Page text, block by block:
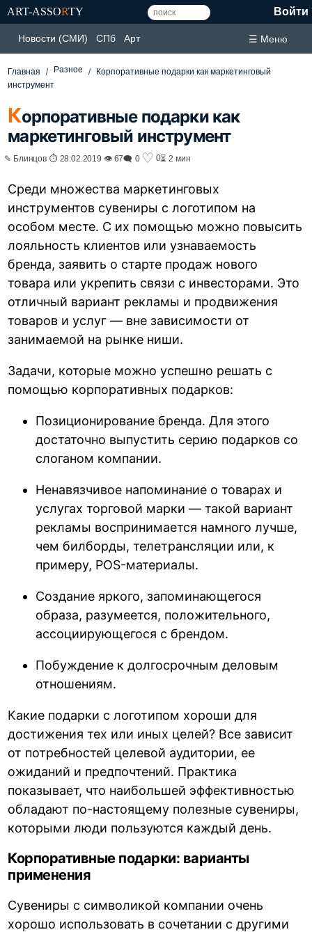
ART-ASSORTY Войти
Новости (СМИ) СПб Арт ☰ Меню
Главная Разное
Корпоративные подарки как маркетинговый
инструмент
Корпоративные подарки как
маркетинговый инструмент
✎ Блинцов ⏱ 28.02.2019 👁 67🗨 0 ♡ 0⏳ 2 мин
Среди множества маркетинговых
инструментов сувениры с логотипом на
особом месте. С их помощью можно повысить
лояльность клиентов или узнаваемость
бренда, заявить о старте продаж нового
товара или укрепить связи с инвесторами. Это
отличный вариант рекламы и продвижения
товаров и услуг — вне зависимости от
занимаемой на рынке ниши.
Задачи, которые можно успешно решать с
помощью корпоративных подарков:
Позиционирование бренда. Для этого
достаточно выпустить серию подарков со
слоганом компании.
Ненавязчивое напоминание о товарах и
услугах торговой марки — такой вариант
рекламы воспринимается намного лучше,
чем билборды, телетрансляции или, к
примеру, POS-материалы.
Создание яркого, запоминающегося
образа, разумеется, положительного,
ассоциирующегося с брендом.
Побуждение к долгосрочным деловым
отношениям.
Какие подарки с логотипом хороши для
достижения тех или иных целей? Все зависит
от потребностей целевой аудитории, ее
ожиданий и предпочтений. Практика
показывает, что наибольшей эффективностью
обладают по-настоящему полезные сувениры,
которыми люди пользуются каждый день.
Корпоративные подарки: варианты
применения
Сувениры с символикой компании очень
хорошо использовать в сочетании с другими